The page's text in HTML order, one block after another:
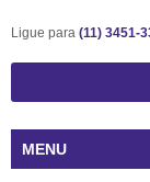
Ligue para (11) 3451-
MENU